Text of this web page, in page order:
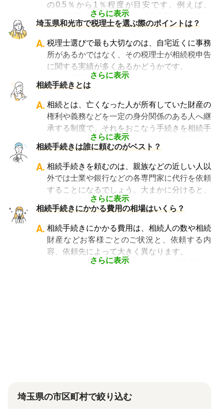
さらに表示
の0.5％から1％程度が目安です。例えば、
5,000万円の遺産であれば、25万円～50万円程
度が目安となります。
相談料については、初回のみ無料・30分以内
無料・30分から1時間あたり数千円の費用がか
かる、などさまざまです。
なお相続税の申告期限ギリギリに依頼をする
と、特急料金が上乗せされるため、注意が必要
です。
「相続費用見積ガイド」では、 相続税申告に強
い税理士に、無料で一括見積依頼が可能です 。
ご自身の状況ではいくら費用がかかるのか、ま
ずは見積を取り寄せてみましょう。
埼玉県和光市で税理士を選ぶ際のポイントは？
さらに表示
A. 税理士選びで最も大切なのは、自宅近くに事務
所があるかではなく、その税理士が相続税申告
に関する実績が多くあるかどうかです。
相続は税理士試験の必修科目でないことから、
資格試験を取る時に選択していない税理士にと
っては全くの専門外となります。
そのため相続税を専門に扱う税理士事務所や、
相続税申告の経験が豊富な税理士事務所を選ぶ
ことが、節税の面でもスムーズな手続きの面で
も大変重要になります。
なお、自宅から離れた場所にある事務所であっ
ても、相続税申告の対応は可能です。
「相続費用見積ガイド」では、相続税申告に強
い税理士を多数掲載しており、無料で一括見積
依頼が可能です。ぜひご利用ください。
相続手続きとは
さらに表示
A. 相続とは、亡くなった人が所有していた財産の
権利や義務などを一定の身分関係のある人へ継
承する制度で、それをおこなう手続きを相続手
続きといいます。具体的には預貯金や不動産、
借金なども含めた亡くなった人の財産を配偶者
や子どもなどの相続人に引き継ぐ手続きのこと
です。相続手続きが大変と言われるのは、その
複雑さや手続きの多さにあります。加えて役所
や銀行などに出向くことも多いことから時間も
手間もかかります。専門家に任せればそういっ
た煩わしさを大幅に減らすことができます。
相続手続きは誰に頼むのがベスト？
さらに表示
A. 相続手続きを頼むのは、親族などの近しい人以
外では士業や銀行などの各専門家に代行を依頼
することになるでしょう。大まかに分けると、
不動産に関する相続手続き全般は司法書士、戸
籍謄本の収集、預貯金口座・車などの名義変更
手続きを任せたい場合は行政書士、相続税申告
や節税対策の検討は税理士、相続人の間で争い
やトラブルになっている場合は弁護士というよ
うに状況別に頼むのがベストです。
相続手続きにかかる費用の相場はいくら？
さらに表示
A. 相続手続きにかかる費用は、相続人の数や相続
財産などお客様ごとのご状況と、依頼する内
容、依頼先によって大きく異なります。
例えば参考価格として、行政書士に戸籍収集を
ずは見積を取り寄せてみましょう。
埼玉県の市区町村で絞り込む